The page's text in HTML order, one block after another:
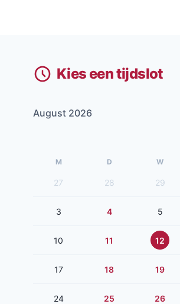
Kies een tijdslot
August 2026
M D W
27 28 29
3 4 5
10 11 12
17 18 19
24 25 26